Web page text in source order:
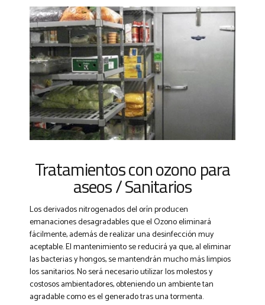
Tratamientos con ozono para
aseos / Sanitarios
Los derivados nitrogenados del orín producen
emanaciones desagradables que el Ozono eliminará
fácilmente, además de realizar una desinfección muy
aceptable. El mantenimiento se reducirá ya que, al eliminar
las bacterias y hongos, se mantendrán mucho más limpios
los sanitarios. No será necesario utilizar los molestos y
costosos ambientadores, obteniendo un ambiente tan
agradable como es el generado tras una tormenta.